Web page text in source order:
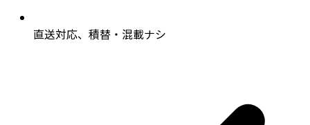
直送対応、積替・混載ナシ